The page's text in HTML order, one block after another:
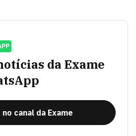
da Exame
canal da Exame